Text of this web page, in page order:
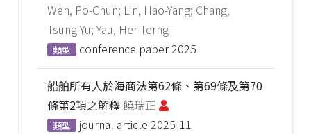
Wen, Po-Chun; Lin, Hao-Yang; Chang,
Tsung-Yu; Yau, Her-Terng
類型 conference paper2025
船舶所有人於海商法第62條、第69條及第70
條第2項之解釋饒瑞正
類型 journal article 2025-11